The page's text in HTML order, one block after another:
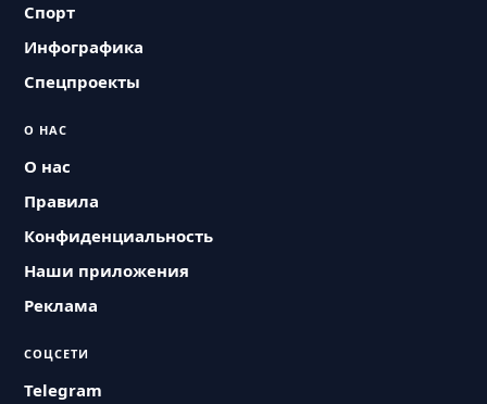
Спорт
Инфографика
Спецпроекты
О НАС
О нас
Правила
Конфиденциальность
Наши приложения
Реклама
СОЦСЕТИ
Telegram